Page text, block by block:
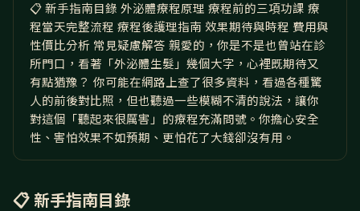
📋 新手指南目錄 外泌體療程原理 療程前的三項功課 療
程當天完整流程 療程後護理指南 效果期待與時程 費用與
性價比分析 常見疑慮解答 親愛的，你是不是也曾站在診
所門口，看著「外泌體生髮」幾個大字，心裡既期待又
有點猶豫？ 你可能在網路上查了很多資料，看過各種驚
人的前後對比照，但也聽過一些模糊不清的說法，讓你
對這個「聽起來很厲害」的療程充滿問號。你擔心安全
性、害怕效果不如預期、更怕花了大錢卻沒有用。
📋 新手指南目錄